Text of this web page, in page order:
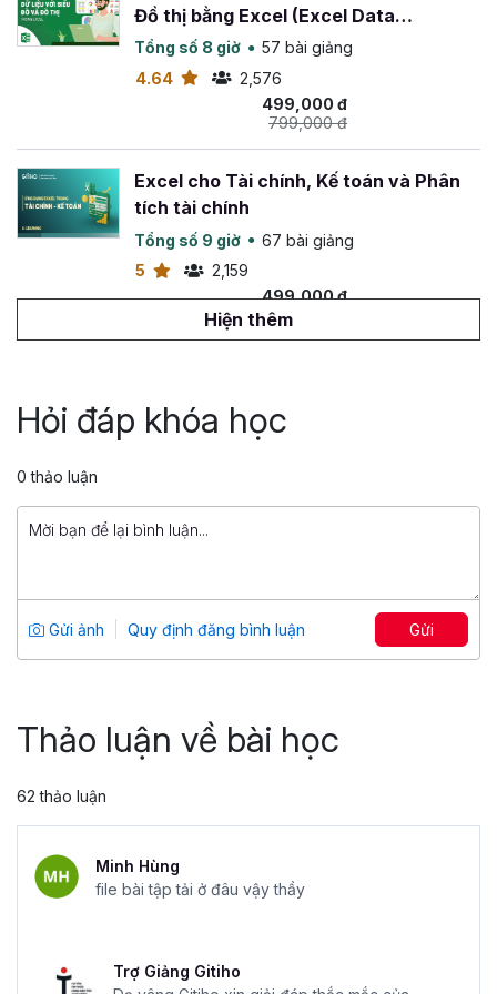
Đồ thị bằng Excel (Excel Data
Visualization)
Tổng số 8 giờ
57 bài giảng
4.64
2,576
499,000 đ
799,000 đ
Excel cho Tài chính, Kế toán và Phân
tích tài chính
Tổng số 9 giờ
67 bài giảng
5
2,159
499,000 đ
899,000 đ
Tổng số 8 giờ
54 bài giảng
1,500,000 đ
Tổng số 6 giờ 45 bài giảng
4.9
1,263
Hiện thêm
Hỏi đáp khóa học
0 thảo luận
Gửi ảnh Quy định đăng bình luận Gửi
Thảo luận về bài học
62 thảo luận
Minh Hùng
file bài tập tải ở đâu vậy thầy
Trợ Giảng Gitiho